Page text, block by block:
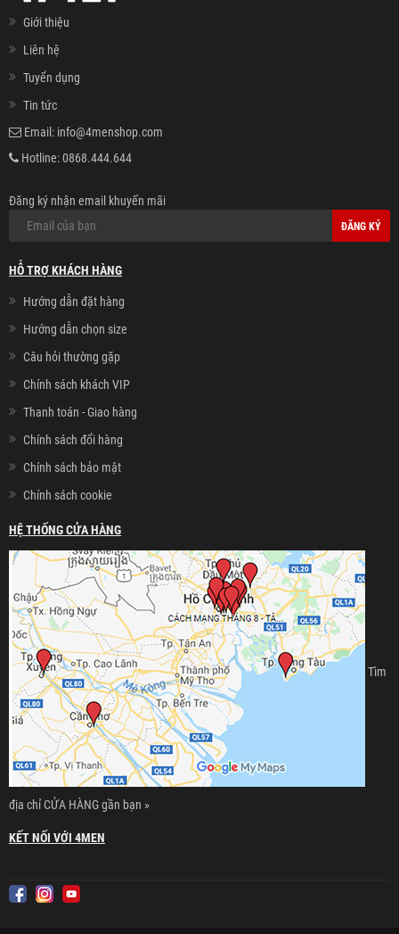
Giới thiệu
Liên hệ
Tuyển dụng
Tin tức
Email: info@4menshop.com
Hotline:0868.444.644
Đăng ký nhận email khuyến mãi
ĐĂNG KÝ
HỖ TRỢ KHÁCH HÀNG
Hướng dẫn đặt hàng
Hướng dẫn chọn size
Câu hỏi thường gặp
Chính sách khách VIP
Thanh toán - Giao hàng
Chính sách đổi hàng
Chính sách bảo mật
Chính sách cookie
HỆ THỐNG CỬA HÀNG
Tìm
địa chỉ CỬA HÀNG gần bạn »
KẾT NỐI VỚI 4MEN